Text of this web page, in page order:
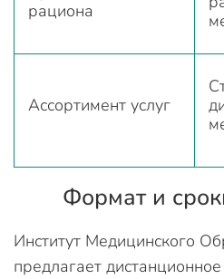
рациона
Ассортимент услуг
Формат и
Институт Медицинского
предлагает